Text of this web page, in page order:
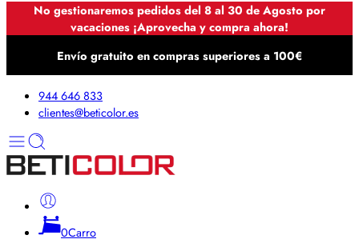
No gestionaremos pedidos del 8 al 30 de Agosto por
vacaciones ¡Aprovecha y compra ahora!
Envío gratuito en compras superiores a 100€
944 646 833
clientes@beticolor.es
0Carro